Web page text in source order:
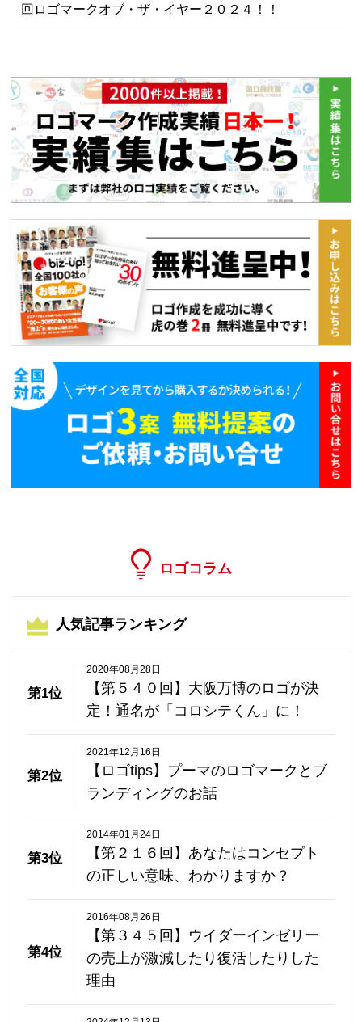
回ロゴマークオブ・ザ・イヤー２０２４！！
ロゴコラム
人気記事ランキング
第1位
2020年08月28日
【第５４０回】大阪万博のロゴが決
定！通名が「コロシテくん」に！
第2位
2021年12月16日
【ロゴtips】プーマのロゴマークとブ
ランディングのお話
第3位
2014年01月24日
【第２１６回】あなたはコンセプト
の正しい意味、わかりますか？
第4位
2016年08月26日
【第３４５回】ウイダーインゼリー
の売上が激減したり復活したりした
理由